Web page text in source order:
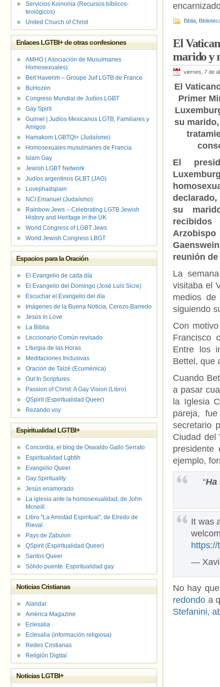
Biblia
El
marido y
viernes, 7 de
El
Primer
su
El
su
Arzobispo
reunión
La
visitaba el
medios
siguiendo
Con
Francisco
Entre los
Bettel, que
Cuando
a pasar
la Iglesia
pareja,
secretario
Ciudad del
ejemplo,
“Ha
It was
—
No hay
redondo a
Stefanini,
Servicios Koinonia (Recursos bíblicos-
teológicos)
United Church of Christ
Enlaces LGTBI+ de otras confesiones
AMHO ( Asociación de Musulmanes
Homosexuales)
Beit Haverim – Groupe Juif LGTB de France
BuHozen
Congreso Mundial de Judíos LGBT
Gay Spirit
Guimel | Judíos Mexicanos LGTB, Familiares y
Amigos
Hamakom LGBTQI+ (Judaísmo)
Homosexuales musulmanes de Francia
Islam Gay
Jewish LGBT Network
Judíos argentinos GLBT (JAG)
Lovejihadspain
NCI Emanuel (Judaísmo)
Rainbow Jews – Celebrating LGTB Jewish
History and Heritage in the UK
World Congress of LGBT Jews
World Jewish Congress LBGT
Espacios para la Oración
El Evangelio de cada día
El Evangelio del Domingo (José Luis Sicre)
Escuchar el Evangelio del día
Imágenes de la Buena Noticia, Cerezo Barredo
Jesús in Love
La Biblia
Leccionario Común revisado
Liturgia de las Horas
Meditaciones Inclusivas
Oración de Taizé (Ecuménica)
Out In Scriptures
Passion of Christ: A Gay Vision (Libro)
QSpirit (Espiritualidad Queer)
Rezando voy
Espiritualidad LGTBI+
Concordia, el blog de Oswaldo Gallo Serrato
Espiritualidad Lgbtih
Evangelio Queer.
Gay Spirituality
Jesús enamorado
La iglesia ante la homosexualidad, de John
Mcneill
Libro "La Amistad Espiritual", de Elredo de
Rieval.
Pays de Zabulon
QSpirit (Espiritualidad Queer)
Santos Queer
Sólido puente. Espiritualidad gay
Noticias Cristianas
Alandar
América Magazine
Eclesalia
Eclesalia (información religiosa)
Redes Cristianas
Religión Digital
Noticias LGTBI+